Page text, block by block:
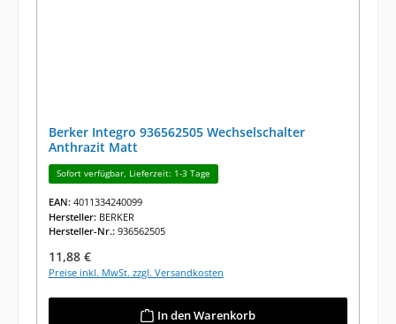
Berker Integro 936562505 Wechselschalter
Anthrazit Matt
Sofort verfügbar, Lieferzeit: 1-3 Tage
EAN: 4011334240099
Hersteller: BERKER
Hersteller-Nr.: 936562505
Regulärer Preis:
11,88 €
Preise inkl. MwSt. zzgl. Versandkosten
In den Warenkorb